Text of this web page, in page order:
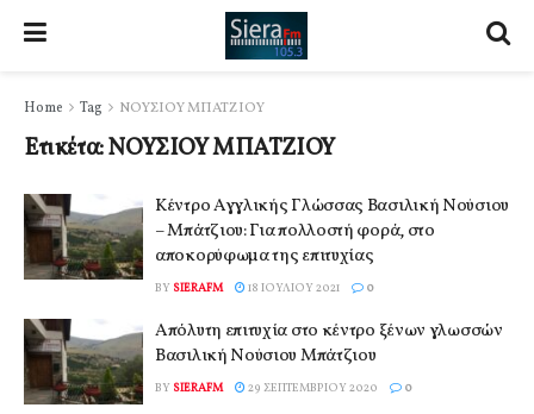
Home Tag ΝΟΥΣΙΟΥ ΜΠΑΤΖΙΟΥ
Ετικέτα:ΝΟΥΣΙΟΥ ΜΠΑΤΖΙΟΥ
Κέντρο Αγγλικής Γλώσσας Βασιλική Νούσιου
– Μπάτζιου: Για πολλοστή φορά, στο
αποκορύφωμα της επιτυχίας
BY SIERAFM 18 ΙΟΥΛΊΟΥ 2021 0
Απόλυτη επιτυχία στο κέντρο ξένων γλωσσών
Βασιλική Νούσιου Μπάτζιου
BY SIERAFM 29 ΣΕΠΤΕΜΒΡΊΟΥ 2020 0